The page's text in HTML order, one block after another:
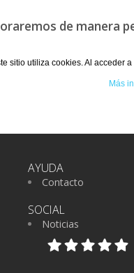
de manera
AYUDA
Contacto
SOCIAL
Noticias
sitio utiliza cookies. Al acceder
Más